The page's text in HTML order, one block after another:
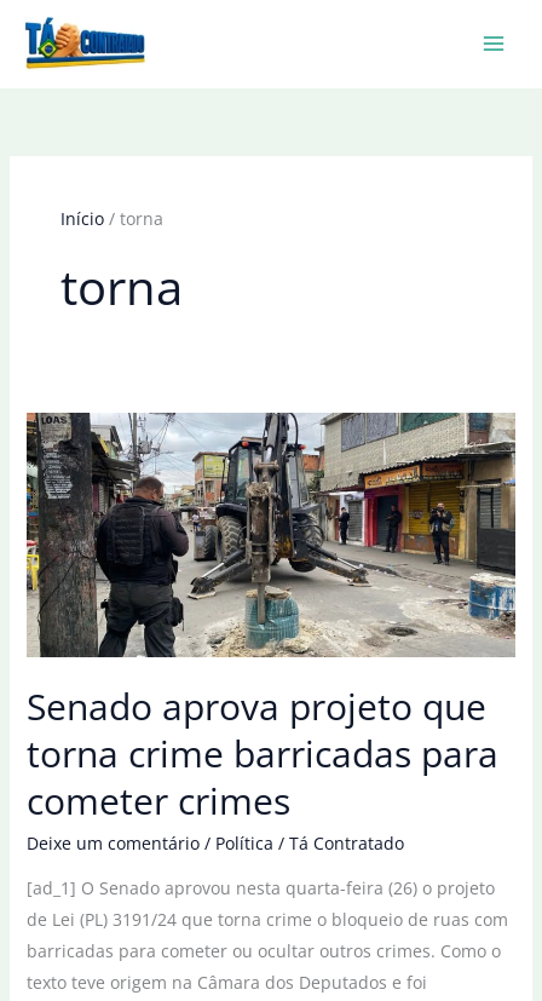
Início torna
torna
Senado aprova projeto que
torna crime barricadas para
cometer crimes
Deixe um comentário / Política / Tá Contratado
[ad_1] O Senado aprovou nesta quarta-feira (26) o projeto
de Lei (PL) 3191/24 que torna crime o bloqueio de ruas com
barricadas para cometer ou ocultar outros crimes. Como o
texto teve origem na Câmara dos Deputados e foi